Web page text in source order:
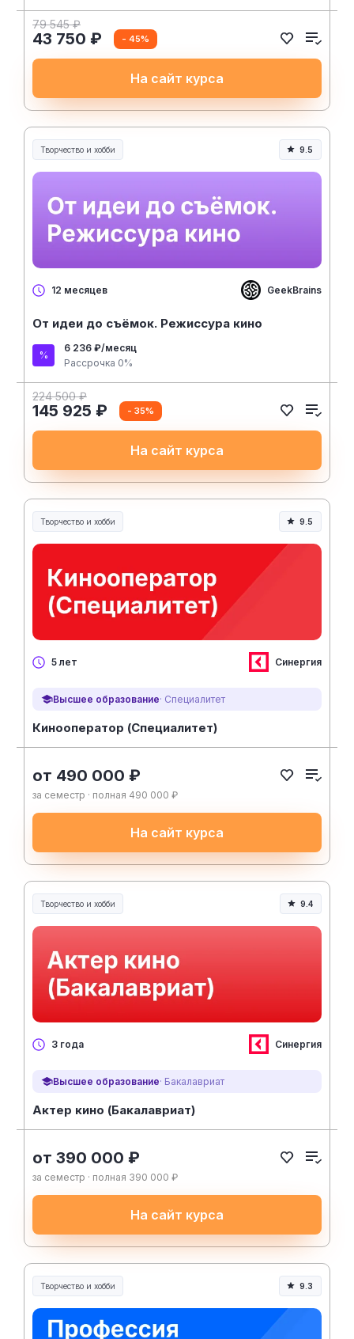
79 545 ₽
43 750 ₽ - 45%
На сайт курса
Творчество и хобби
Творчество, контент и хобби
9.5
12 месяцев GeekBrains
От идеи до съёмок. Режиссура кино
6 236 ₽/месяц
Рассрочка 0%
224 500 ₽
145 925 ₽ - 35%
На сайт курса
Творчество и хобби
Творчество, контент и хобби
9.5
5 лет Синергия
Высшее образование· Специалитет
Кинооператор (Специалитет)
от 490 000 ₽
за семестр · полная 490 000 ₽
На сайт курса
Творчество и хобби
Творчество, контент и хобби
9.4
3 года Синергия
Высшее образование· Бакалавриат
Актер кино (Бакалавриат)
от 390 000 ₽
за семестр · полная 390 000 ₽
На сайт курса
Творчество и хобби
Творчество, контент и хобби
9.3